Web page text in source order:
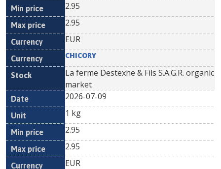
2.95
2.95
EUR
CHICORY
La ferme Destexhe & Fils S.A.G.R. organic
market
2026-07-09
1 kg
2.95
2.95
EUR